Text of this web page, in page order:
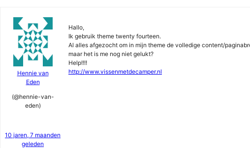
Hennie van
Eden
(@hennie-van-
eden)
10 jaren, 7 maanden
geleden
Hallo,
Ik gebruik theme twenty fourteen.
Al alles afgezocht om in mijn theme de volledige content/
maar het is me nog niet gelukt?
Help!!!!
http://www.vissenmetdecamper.nl